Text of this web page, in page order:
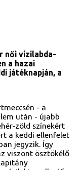
női vízilabda-
a hazai
játéknapján, a
- a
után - újabb
zöld színekért
a keddi ellenfelet
jegyzik. Így
viszont ösztökélő